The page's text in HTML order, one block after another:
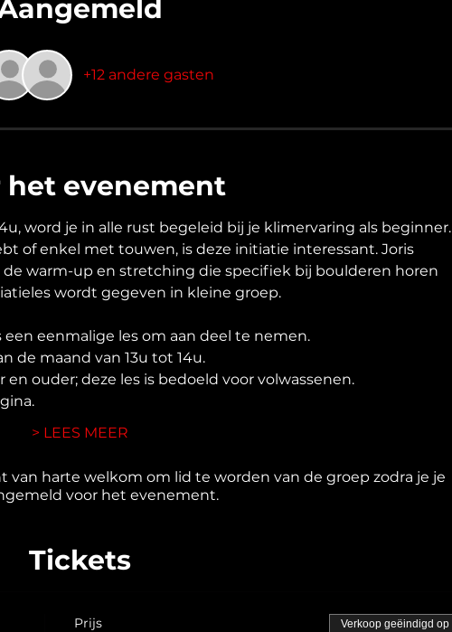
+12 andere gasten
het evenement
word je in alle rust begeleid bij je klimervaring als beginner.
of enkel met touwen, is deze initiatie interessant. Joris
warm-up en stretching die specifiek bij boulderen horen
wordt gegeven in kleine groep.
eenmalige les om aan deel te nemen.
de maand van 13u tot 14u.
en ouder; deze les is bedoeld voor volwassenen.
> LEES MEER
harte welkom om lid te worden van de groep zodra je je
voor het evenement.
Tickets
Prijs Verkoop geëindigd op